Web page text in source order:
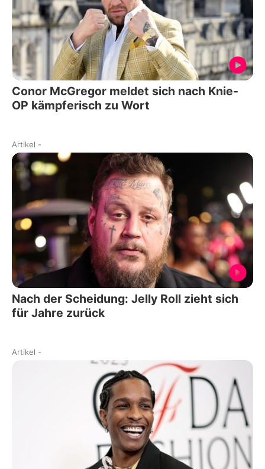
Conor McGregor meldet sich nach Knie-
OP kämpferisch zu Wort
Artikel -
Nach der Scheidung: Jelly Roll zieht sich
für Jahre zurück
Artikel -